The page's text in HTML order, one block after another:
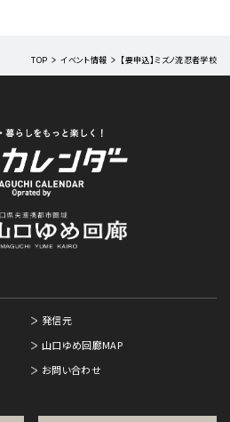
TOP イベント情報 【要申込】ミズノ流忍者学校
発信元
山口ゆめ回廊MAP
お問い合わせ